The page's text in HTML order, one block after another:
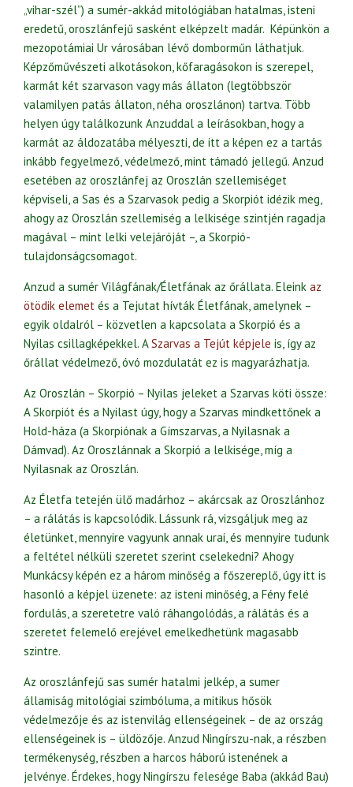
„vihar-szél”) a sumér-akkád mitológiában hatalmas, isteni
eredetű, oroszlánfejű sasként elképzelt madár. Képünkön a
mezopotámiai Ur városában lévő domborműn láthatjuk.
Képzőművészeti alkotásokon, kőfaragásokon is szerepel,
karmát két szarvason vagy más állaton (legtöbbször
valamilyen patás állaton, néha oroszlánon) tartva. Több
helyen úgy találkozunk Anzuddal a leírásokban, hogy a
karmát az áldozatába mélyeszti, de itt a képen ez a tartás
inkább fegyelmező, védelmező, mint támadó jellegű. Anzud
esetében az oroszlánfej az Oroszlán szellemiséget
képviseli, a Sas és a Szarvasok pedig a Skorpiót idézik meg,
ahogy az Oroszlán szellemiség a lelkisége szintjén ragadja
magával – mint lelki velejáróját –, a Skorpió-
tulajdonságcsomagot.
Anzud a sumér Világfának/Életfának az őrállata. Eleink az
ötödik elemet és a Tejutat hívták Életfának, amelynek –
egyik oldalról – közvetlen a kapcsolata a Skorpió és a
Nyilas csillagképekkel. ASzarvas a Tejút képjele is, így az
őrállat védelmező, óvó mozdulatát ez is magyarázhatja.
Az Oroszlán – Skorpió – Nyilas jeleket a Szarvas köti össze:
A Skorpiót és a Nyilast úgy, hogy a Szarvas mindkettőnek a
Hold-háza (a Skorpiónak a Gímszarvas, a Nyilasnak a
Dámvad). Az Oroszlánnak a Skorpió a lelkisége, míg a
Nyilasnak az Oroszlán.
Az Életfa tetején ülő madárhoz – akárcsak az Oroszlánhoz
– a rálátás is kapcsolódik. Lássunk rá, vizsgáljuk meg az
életünket, mennyire vagyunk annak urai, és mennyire tudunk
a feltétel nélküli szeretet szerint cselekedni? Ahogy
Munkácsy képén ez a három minőség a főszereplő, úgy itt is
hasonló a képjel üzenete: az isteni minőség, a Fény felé
fordulás, a szeretetre való ráhangolódás, a rálátás és a
szeretet felemelő erejével emelkedhetünk magasabb
szintre.
Az oroszlánfejű sas sumér hatalmi jelkép, a sumer
államiság mitológiai szimbóluma, a mitikus hősök
védelmezője és az istenvilág ellenségeinek – de az ország
ellenségeinek is – üldözője. Anzud Ningírszu-nak, a részben
termékenység, részben a harcos háború istenének a
jelvénye. Érdekes, hogy Ningírszu felesége Baba (akkád Bau)